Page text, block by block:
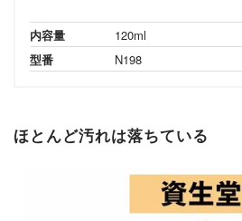
内容量
120ml
型番
N198
ほとんど汚れは落ちている